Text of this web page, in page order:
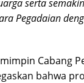
serta
Pegadaian
Cabang
bahwa